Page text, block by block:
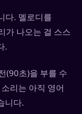
다. 멜로디를
가 나오는 걸 스스
.
(90초)을 부를 수
리는 아직 영어
니다.